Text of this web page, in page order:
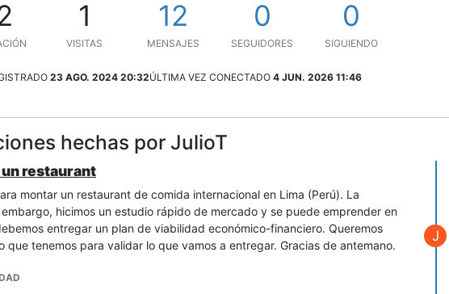
1
VISITAS
12
MENSAJES
0
SEGUIDORES
0
SIGUIENDO
23 AGO. 2024 20:32ÚLTIMA VEZ CONECTADO 4 JUN. 2026 11:46
hechas por JulioT
un restaurant
montar un restaurant de comida internacional en Lima (Perú). La
hicimos un estudio rápido de mercado y se puede emprender en
entregar un plan de viabilidad económico-financiero. Queremos
que tenemos para validar lo que vamos a entregar. Gracias de antemano.
J